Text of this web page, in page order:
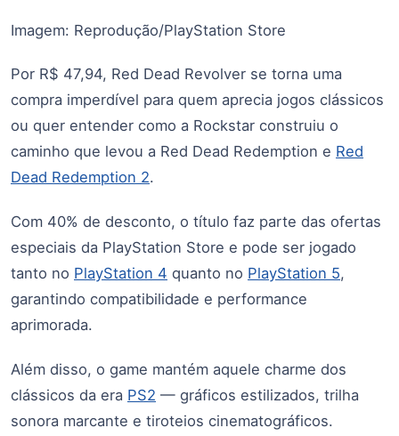
Imagem: Reprodução/PlayStation Store
Por R$ 47,94, Red Dead Revolver se torna uma
compra imperdível para quem aprecia jogos clássicos
ou quer entender como a Rockstar construiu o
caminho que levou a Red Dead Redemption e Red
Dead Redemption 2.
Com 40% de desconto, o título faz parte das ofertas
especiais da PlayStation Store e pode ser jogado
tanto no PlayStation 4 quanto no PlayStation 5,
garantindo compatibilidade e performance
aprimorada.
Além disso, o game mantém aquele charme dos
clássicos da era PS2 — gráficos estilizados, trilha
sonora marcante e tiroteios cinematográficos.